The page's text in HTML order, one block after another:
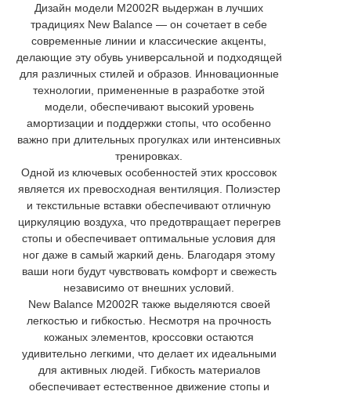
Дизайн модели M2002R выдержан в лучших
традициях New Balance — он сочетает в себе
современные линии и классические акценты,
делающие эту обувь универсальной и подходящей
для различных стилей и образов. Инновационные
технологии, примененные в разработке этой
модели, обеспечивают высокий уровень
амортизации и поддержки стопы, что особенно
важно при длительных прогулках или интенсивных
тренировках.
Одной из ключевых особенностей этих кроссовок
является их превосходная вентиляция. Полиэстер
и текстильные вставки обеспечивают отличную
циркуляцию воздуха, что предотвращает перегрев
стопы и обеспечивает оптимальные условия для
ног даже в самый жаркий день. Благодаря этому
ваши ноги будут чувствовать комфорт и свежесть
независимо от внешних условий.
New Balance M2002R также выделяются своей
легкостью и гибкостью. Несмотря на прочность
кожаных элементов, кроссовки остаются
удивительно легкими, что делает их идеальными
для активных людей. Гибкость материалов
обеспечивает естественное движение стопы и